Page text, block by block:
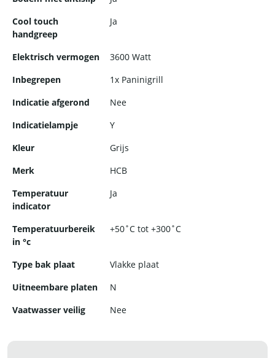
Cool touch
handgreep
Ja
Elektrisch vermogen
3600 Watt
Inbegrepen
1x Paninigrill
Indicatie afgerond
Nee
Indicatielampje
Y
Kleur
Grijs
Merk
HCB
Temperatuur
indicator
Ja
Temperatuurbereik
in °c
+50˚C tot +300˚C
Type bak plaat
Vlakke plaat
Uitneembare platen
N
Vaatwasser veilig
Nee